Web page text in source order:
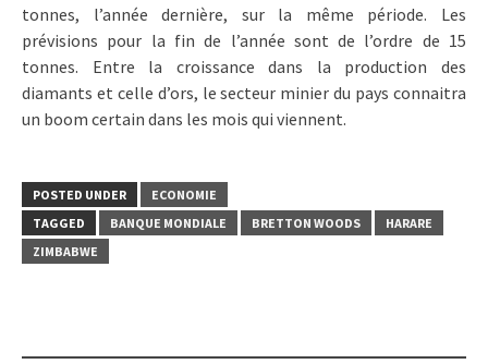
tonnes, l’année dernière, sur la même période. Les
prévisions pour la fin de l’année sont de l’ordre de 15
tonnes. Entre la croissance dans la production des
diamants et celle d’ors, le secteur minier du pays connaitra
un boom certain dans les mois qui viennent.
POSTED UNDER
ECONOMIE
TAGGED
BANQUE MONDIALE BRETTON WOODS
HARARE
ZIMBABWE